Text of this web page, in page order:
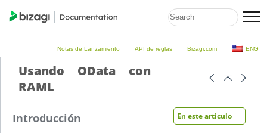
Notas de Lanzamiento API de reglas Bizagi.com ENG